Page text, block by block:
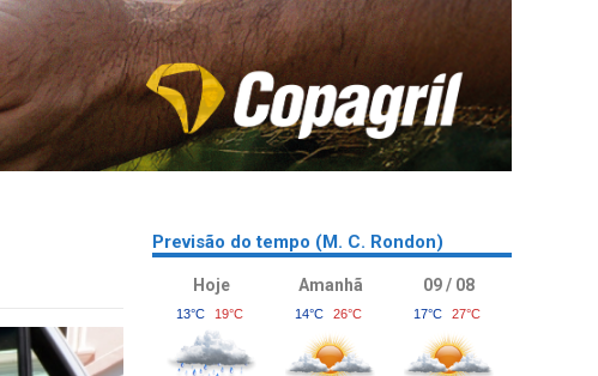
Previsão do tempo (M. C. Rondon)
Hoje
13°C 19°C
Amanhã
14°C 26°C
09 / 08
17°C 27°C